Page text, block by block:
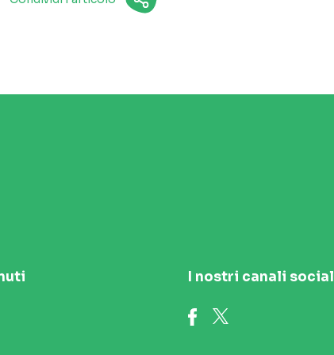
I nostri canali social